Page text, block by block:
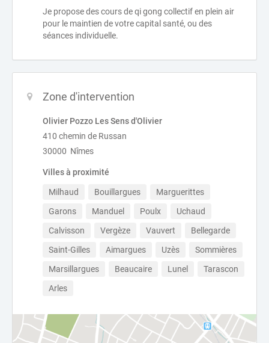
Je propose des cours de qi gong collectif en plein air
pour le maintien de votre capital santé, ou des
séances individuelle.
Zone d'intervention
Olivier Pozzo Les Sens d'Olivier
410 chemin de Russan
30000 Nîmes
Villes à proximité
Milhaud Bouillargues
Marguerittes
Garons
Manduel Poulx
Uchaud
Calvisson
Vergèze Vauvert
Bellegarde
Saint-Gilles
Aimargues Uzès
Sommières
Marsillargues
Beaucaire Lunel
Tarascon
Arles